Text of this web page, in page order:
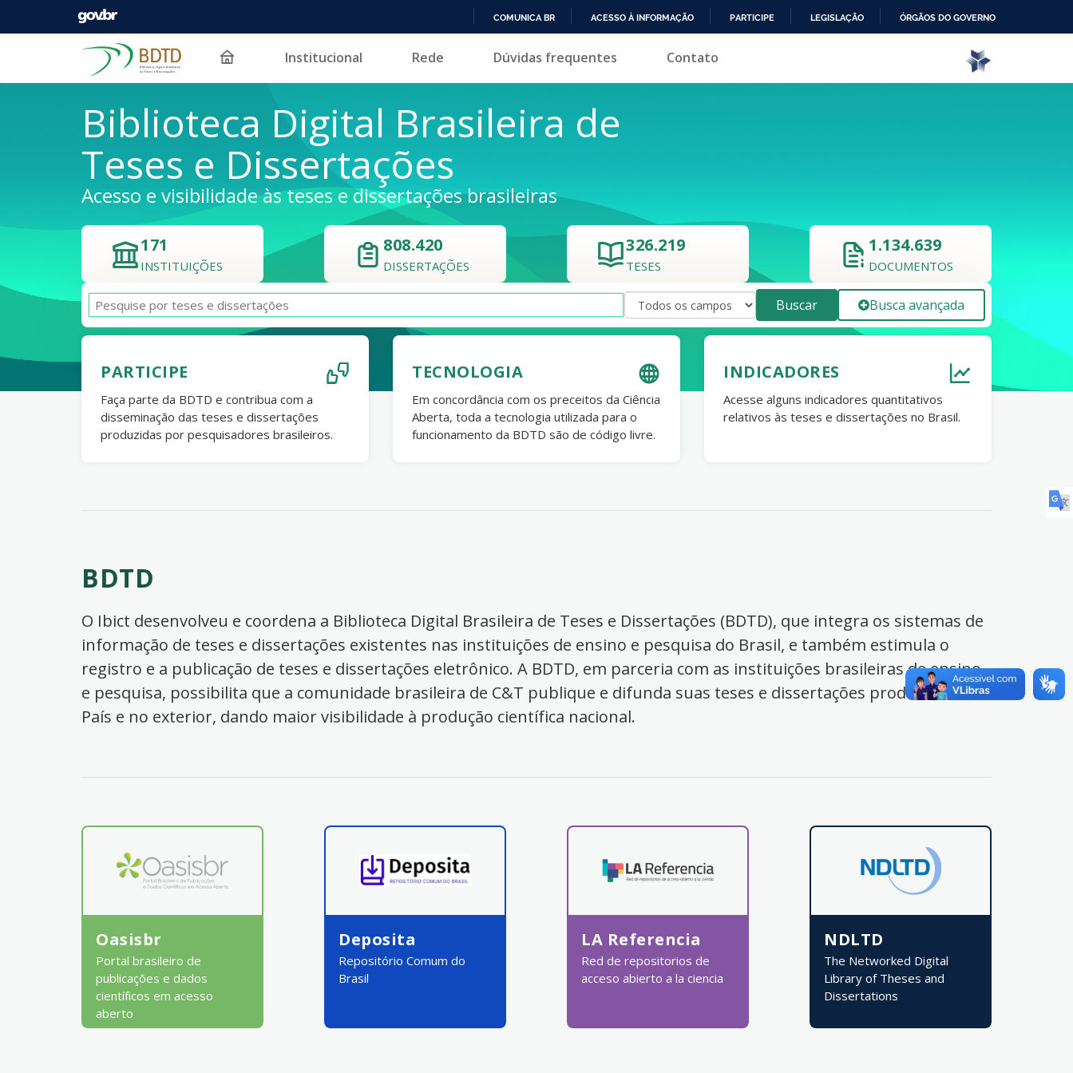
PARA
COMUNICA BR ACESSO À INFORMAÇÃO PARTICIPE LEGISLAÇÃO ÓRGÃOS DO GOVERNO
Pular para o conteúdo Institucional Rede Dúvidas frequentes Contato
Biblioteca Digital Brasileira de
Teses e Dissertações
Acesso e visibilidade às teses e dissertações brasileiras
171
INSTITUIÇÕES
808.420
DISSERTAÇÕES
326.219
TESES
1.134.639
DOCUMENTOS
Buscar Busca avançada
PARTICIPE
Faça parte da BDTD e contribua com a
disseminação das teses e dissertações
produzidas por pesquisadores brasileiros.
TECNOLOGIA
Em concordância com os preceitos da Ciência
Aberta, toda a tecnologia utilizada para o
funcionamento da BDTD são de código livre.
INDICADORES
Acesse alguns indicadores quantitativos
relativos às teses e dissertações no Brasil.
BDTD
O Ibict desenvolveu e coordena a Biblioteca Digital Brasileira de Teses e Dissertações (BDTD), que integra os sistemas de
informação de teses e dissertações existentes nas instituições de ensino e pesquisa do Brasil, e também estimula o
registro e a publicação de teses e dissertações eletrônico. A BDTD, em parceria com as instituições brasileiras de ensino
e pesquisa, possibilita que a comunidade brasileira de C&T publique e difunda suas teses e dissertações produzidas no
País e no exterior, dando maior visibilidade à produção científica nacional.
Oasisbr
Portal brasileiro de
publicações e dados
científicos em acesso
aberto
Deposita
Repositório Comum do
Brasil
LA Referencia
Red de repositorios de
acceso abierto a la ciencia
NDLTD
The Networked Digital
Library of Theses and
Dissertations